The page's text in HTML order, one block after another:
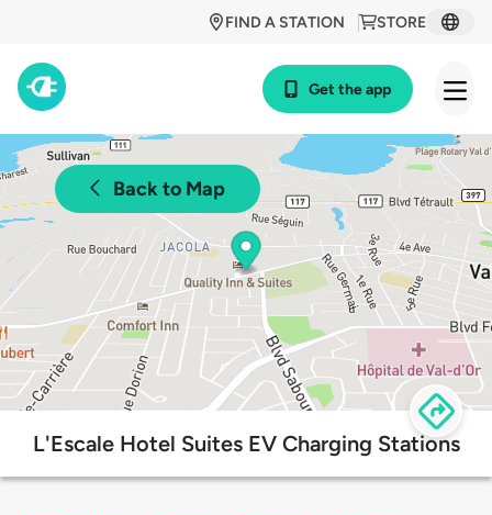
STORE
FIND A STATION
Get the app
Back to Map
L'Escale Hotel Suites EV Charging Stations